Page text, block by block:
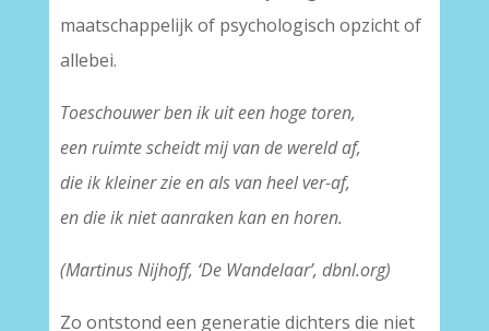
maatschappelijk of psychologisch opzicht of
allebei.
Toeschouwer ben ik uit een hoge toren,
een ruimte scheidt mij van de wereld af,
die ik kleiner zie en als van heel ver-af,
en die ik niet aanraken kan en horen.
(Martinus Nijhoff, ‘De Wandelaar’, dbnl.org)
Zo ontstond een generatie dichters die niet